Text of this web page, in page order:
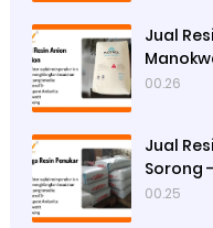
Jual
00.26
Jual
Sorong
00.25